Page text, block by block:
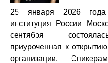
25 января 2026 года
институция России
сентября
приуроченная к
организации.